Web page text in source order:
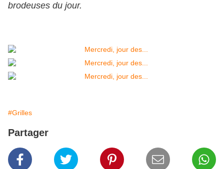
brodeuses du jour.
#Grilles
Partager